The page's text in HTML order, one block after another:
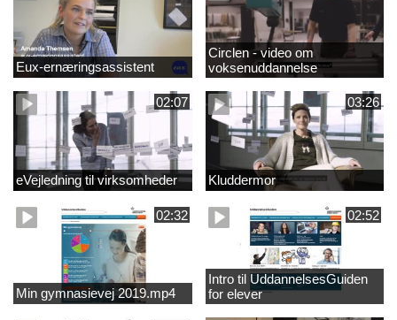
Eux-ernæringsassistent
Circlen - video om
voksenuddannelse
02:07
eVejledning til virksomheder
03:26
Kluddermor
02:32
Min gymnasievej 2019.mp4
02:52
Intro til UddannelsesGuiden
for elever